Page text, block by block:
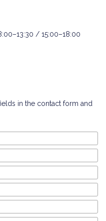
/ 15:00–18:00
in the contact form and